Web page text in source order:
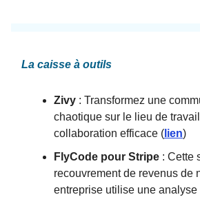
La caisse à outils
Zivy : Transformez une
chaotique sur le lieu de
collaboration efficace ( lien)
FlyCode pour Stripe : Cette
recouvrement de revenus de
entreprise utilise une